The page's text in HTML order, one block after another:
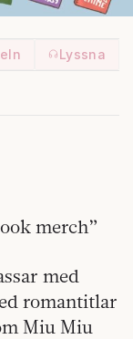
Lyssna
merch”
med
romantitlar
Miu Miu